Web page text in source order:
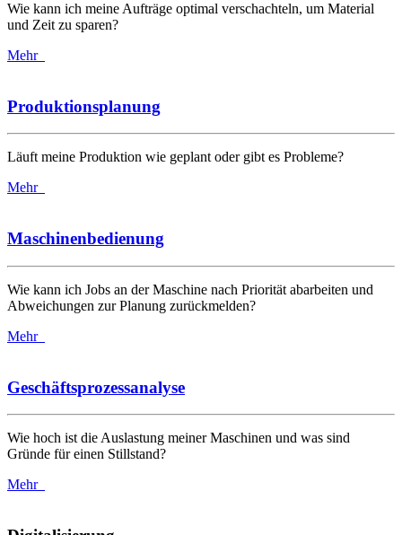
Wie kann ich meine Aufträge optimal verschachteln, um Material
und Zeit zu sparen?
Mehr
Produktionsplanung
Läuft meine Produktion wie geplant oder gibt es Probleme?
Mehr
Maschinenbedienung
Wie kann ich Jobs an der Maschine nach Priorität abarbeiten und
Abweichungen zur Planung zurückmelden?
Mehr
Geschäftsprozessanalyse
Wie hoch ist die Auslastung meiner Maschinen und was sind
Gründe für einen Stillstand?
Mehr